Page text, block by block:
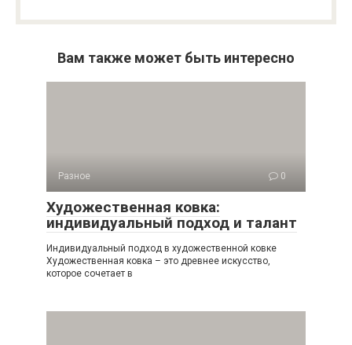
Вам также может быть интересно
Разное 0
Художественная ковка:
индивидуальный подход и талант
Индивидуальный подход в художественной ковке
Художественная ковка – это древнее искусство,
которое сочетает в